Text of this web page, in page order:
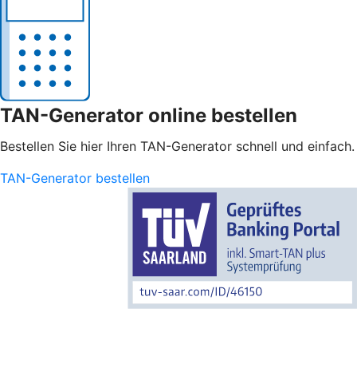
TAN-Generator online bestellen
Bestellen Sie hier Ihren TAN-Generator schnell und einfach.
TAN-Generator bestellen